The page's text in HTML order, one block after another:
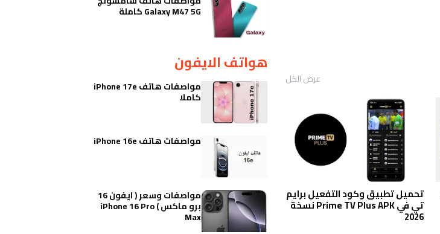
عرض الكل
تحميل تطبيق وكود التفعيل برايم
تي في Prime TV Plus APK نسخة
2026
Galaxy M47 5G كاملة
هواتف الايفون
مواصفات هاتف iPhone 17e
كاملا
مواصفات هاتف iPhone 16e
مواصفات وسعر ( ايفون 16
برو ماكس ) iPhone 16 Pro
Max